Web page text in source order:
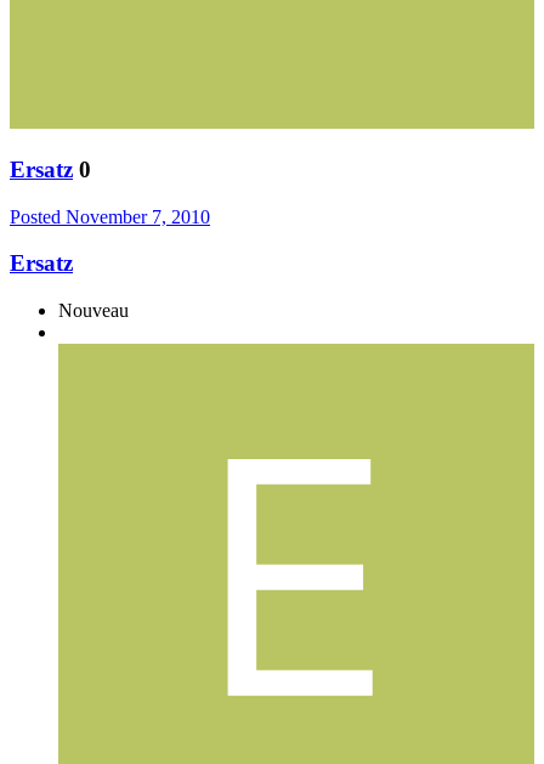
Ersatz 0
Posted November 7, 2010
Ersatz
Nouveau